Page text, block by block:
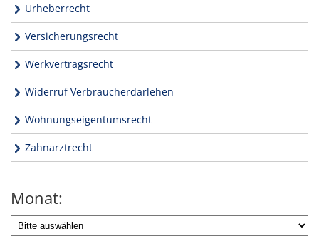
Urheberrecht
Versicherungsrecht
Werkvertragsrecht
Widerruf Verbraucherdarlehen
Wohnungseigentumsrecht
Zahnarztrecht
Monat: